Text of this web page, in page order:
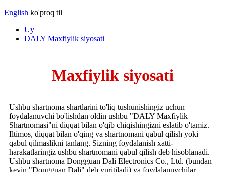
English ko'proq til
Uy
DALY Maxfiylik siyosati
Maxfiylik siyosati
Ushbu shartnoma shartlarini to'liq tushunishingiz uchun
foydalanuvchi bo'lishdan oldin ushbu "DALY Maxfiylik
Shartnomasi"ni diqqat bilan o'qib chiqishingizni eslatib o'tamiz.
Iltimos, diqqat bilan o'qing va shartnomani qabul qilish yoki
qabul qilmaslikni tanlang. Sizning foydalanish xatti-
harakatlaringiz ushbu shartnomani qabul qilish deb hisoblanadi.
Ushbu shartnoma Dongguan Dali Electronics Co., Ltd. (bundan
keyin "Dongguan Dali" deb yuritiladi) va foydalanuvchilar